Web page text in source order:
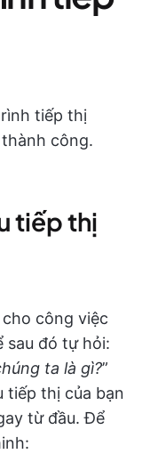
tiếp thị
công.
tiếp thị
công việc
sau đó tự hỏi:
ta là gì?”
tiếp thị của bạn
từ đầu. Để